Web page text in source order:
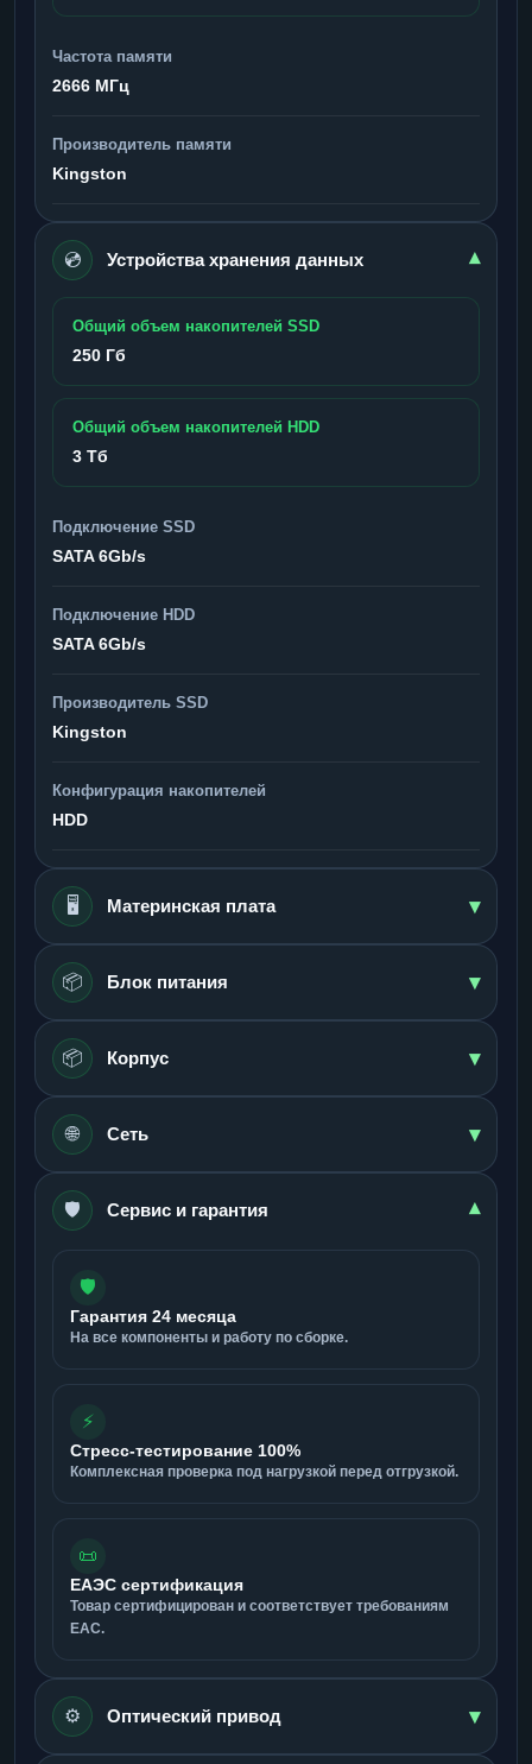
Частота памяти
2666 МГц
Производитель памяти
Kingston
💿 Устройства хранения данных ▾
Общий объем накопителей SSD
250 Гб
Общий объем накопителей HDD
3 Тб
Подключение SSD
SATA 6Gb/s
Подключение HDD
SATA 6Gb/s
Производитель SSD
Kingston
Конфигурация накопителей
HDD
🖥️ Материнская плата ▾
📦 Блок питания ▾
📦 Корпус ▾
🌐 Сеть ▾
🛡️ Сервис и гарантия ▾
🛡️
Гарантия 24 месяца
На все компоненты и работу по сборке.
⚡
Стресс-тестирование 100%
Комплексная проверка под нагрузкой перед отгрузкой.
📜
ЕАЭС сертификация
Товар сертифицирован и соответствует требованиям
ЕАС.
⚙️ Оптический привод ▾